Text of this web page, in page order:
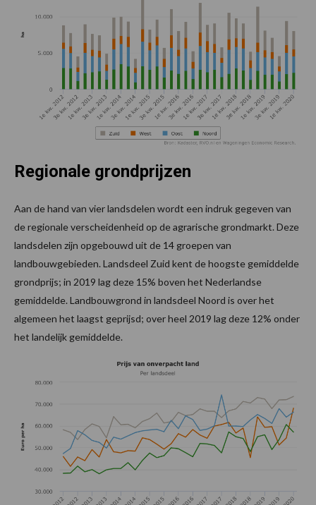
Regionale grondprijzen
Aan de hand van vier landsdelen wordt een indruk gegeven van
de regionale verscheidenheid op de agrarische grondmarkt. Deze
landsdelen zijn opgebouwd uit de 14 groepen van
landbouwgebieden. Landsdeel Zuid kent de hoogste gemiddelde
grondprijs; in 2019 lag deze 15% boven het Nederlandse
gemiddelde. Landbouwgrond in landsdeel Noord is over het
algemeen het laagst geprijsd; over heel 2019 lag deze 12% onder
het landelijk gemiddelde.